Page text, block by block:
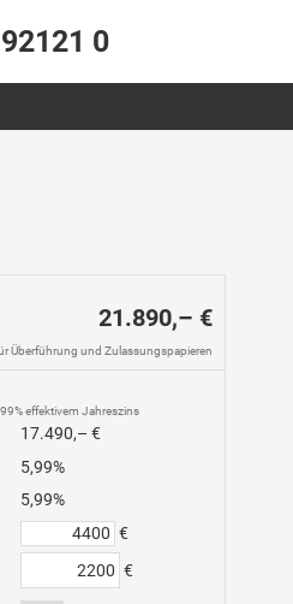
0
21.890,– €
Überführung und Zulassungspapieren
effektivem Jahreszins
17.490,– €
5,99%
5,99%
€
€